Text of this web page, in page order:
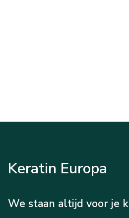
Keratin Europa
We staan altijd voor je